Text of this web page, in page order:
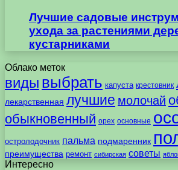
Лучшие садовые
ухода за растениями
кустарниками
Облако меток
виды выбрать капуста крестовник
лекарственная лучшие молочай
обыкновенный орех основные
остролодочник пальма подмаренник
преимущества ремонт сибирская советы
Интересно